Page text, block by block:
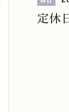
定休